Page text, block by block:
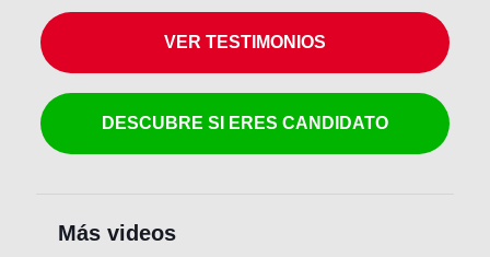
VER TESTIMONIOS
DESCUBRE SI ERES CANDIDATO